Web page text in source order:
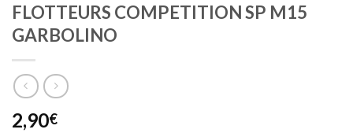
FLOTTEURS COMPETITION SP M15
GARBOLINO
2,90€